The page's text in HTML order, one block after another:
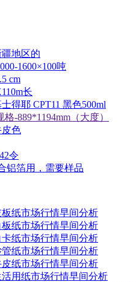
疆地区的
1600×100吨
cm
长
得耶 CPT11 黑色500ml
-889*1194mm（大度）
皮色
令
铝箔用，需要样品
板纸市场行情早间分析
板纸市场行情早间分析
卡纸市场行情早间分析
管纸市场行情早间分析
皮纸市场行情早间分析
活用纸市场行情早间分析